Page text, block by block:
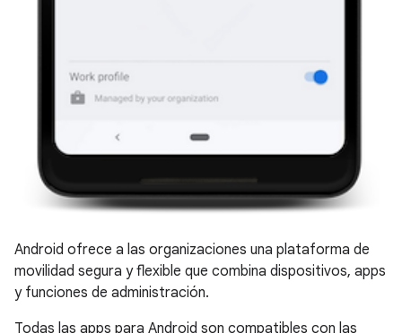
Android ofrece a las organizaciones una plataforma de
movilidad segura y flexible que combina dispositivos, apps
y funciones de administración.
Todas las apps para Android son compatibles con las